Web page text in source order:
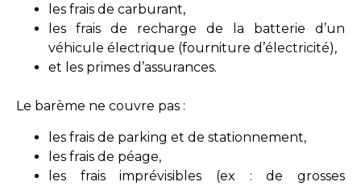
les frais de carburant,
les frais de recharge de la batterie d’un
véhicule électrique (fourniture d’électricité),
et les primes d’assurances.
Le barème ne couvre pas :
les frais de parking et de stationnement,
les frais de péage,
les frais imprévisibles (ex : de grosses